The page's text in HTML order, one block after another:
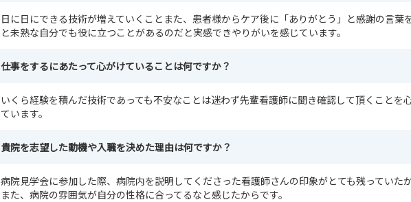
日に日にできる技術が増えていくことまた、患者様からケア後に「ありがとう」と感謝の言葉
と未熟な自分でも役に立つことがあるのだと実感できやりがいを感じています。
仕事をするにあたって心がけていることは何ですか？
いくら経験を積んだ技術であっても不安なことは迷わず先輩看護師に聞き確認して頂くことを
ています。
貴院を志望した動機や入職を決めた理由は何ですか？
病院見学会に参加した際、病院内を説明してくださった看護師さんの印象がとても残っていた
また、病院の雰囲気が自分の性格に合ってるなと感じたからです。